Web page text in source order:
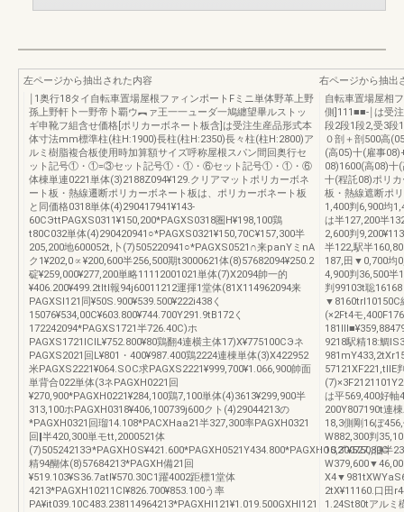
左ページから抽出された内容
￨1奥行18タイ自転車置場屋根ファィンポートFミニ単体野革上野
孫上野軒卜一野帝卜覇ウ︻ァ王一一ューダ一鳩纏望畢ルストッ
ギ申靴フ組含せ価格[ポリカーボネート板含]は受注生産品形式本
体寸法mm標準柱(柱H:1900)長柱(柱H:2350)長々柱(柱H:2800)ア
ルミ樹脂複合板使用時加算額サイズ呼称屋根スパン間回奥行セ
ット記号①・①=③セット記号①・①・⑥セット記号①・①・⑥
体棟単連0221単体(3)2188Z094¥129.クリアマットポリカーボネ
ート板・熱線遷断ポリカーボネート板は、ポリカーボネート板
と同価格0318単体(4)290417941¥143‐
60CЭttPAGXS0311¥150,200*PAGXS0318圏H¥198,100鶏
t80C032単体(4)290420941○*PAGXS0321¥150,70C¥157,300半
205,200地600052t,卜(7)505220941○*PAGXS0521∩来panYミnA
ク1¥202,0∝¥200,600半256,500期t3000621体(8)57682094¥250.2
碇¥259,000¥277,200単略11112001021単体(7)X2094帥一的
¥406.200¥499.2tltl報94j60011212運揮1堂体(81X114962094来
PAGXSl121同¥50S.900¥539.500¥222i438く
15076¥534,00C¥603.800¥744.700Y291.9tB172く
172242094*PAGXS1721半726.40C)ホ
PAGXS1721lCIL¥752.800¥80鶏翻4連横主体17)X¥775100CЭネ
PAGXS2021回L¥801・400¥987.400鶏2224連棟単体(3)X422952
米PAGXS2221¥064.SOC求PAGXS2221¥999,700¥1.066,900帥面
単背合022単体(3ネPAGXH0221回
¥270,900*PAGXH0221¥284,100鶏7,100単体(4)3613¥299,900半
313,100ホPAGXH0318¥406,100739j600クト(4)29044213の
*PAGXH0321回瑠14.108*PACXHaa21半327,300率PAGXH0321
回‖半420,300単モtt,2000521体
(7)50524213Э*PAGXHOS¥421.600*PAGXH0521Y434.800*PAGXHOS2“¥527,80C
精94醐体(8)57684213*PAGXH備21回
¥519.103¥S36.7atl¥570.30C1躍4002距標1堂体
4213*PAGXH10211Cl¥826.700¥853.100う率
PA¥it039.10C483.238114964213*PAGXHl121¥1.019.500GXHl121
右ページから抽出
自転車置場屋相
側]111■■‐￨は受
段2段1段2,受3段
０剖＋剖500高
(高05)十(雇事
08)1600(高08)十
十(程託08)ポリ
板・熱線遮断ポ
1,400判6,900均
は半127,200半
2,600判
半122,駅半
187,田▼0,700均
4,900判36,500半
判99103t聡
▼8160trl10150C
(×2Ft4モ
9218駅精18:鯛
57121XF221,tllE
は平569,400好軸
200Y807190t連
18,3側剛16ぼ
W882,300判
10,300750,佃半
2tX¥11160.口田
1.24St80tアルミ